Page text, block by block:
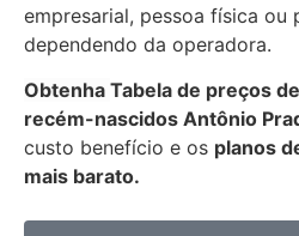
empresarial, pessoa física ou
dependendo da operadora.
Obtenha Tabela de preços
recém-nascidos Antônio
custo benefício e os planos
mais barato.